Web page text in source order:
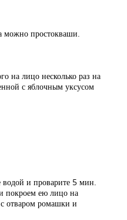
можно простокваши.
на лицо несколько раз на
с яблочным уксусом
водой и проварите 5 мин.
покроем ею лицо на
отваром ромашки и